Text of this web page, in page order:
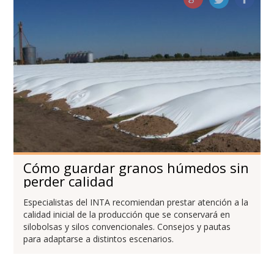
Cómo guardar granos húmedos sin
perder calidad
Especialistas del INTA recomiendan prestar atención a la
calidad inicial de la producción que se conservará en
silobolsas y silos convencionales. Consejos y pautas
para adaptarse a distintos escenarios.